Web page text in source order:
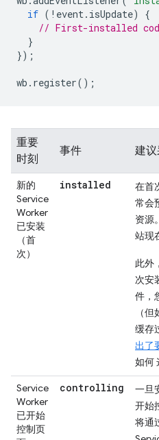
if ( ! event. isUpdate)
{
// First-installed
}
});
wb . register();
重要
时刻
事件 建
新的
Service
Worker
已安装
（首
次）
installed
在首
常会
资源
站现
此外
次安
件，
（
缓存
出了
如何
Service
Worker
已开始
控制页
controlling
一旦
开始
将通